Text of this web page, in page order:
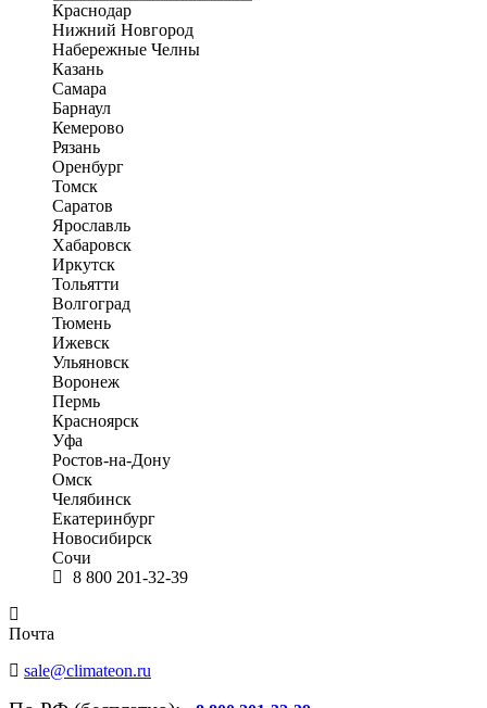
Краснодар
Нижний Новгород
Набережные Челны
Казань
Самара
Барнаул
Кемерово
Рязань
Оренбург
Томск
Саратов
Ярославль
Хабаровск
Иркутск
Тольятти
Волгоград
Тюмень
Ижевск
Ульяновск
Воронеж
Пермь
Красноярск
Уфа
Ростов-на-Дону
Омск
Челябинск
Екатеринбург
Новосибирск
Сочи
8 800 201-32-39
Почта
sale@climateon.ru